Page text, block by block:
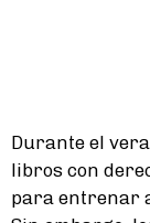
Durante el
libros con
para entrenar